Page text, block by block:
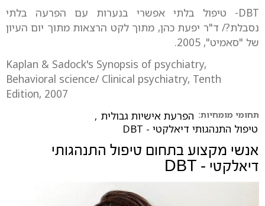
DBT- טיפול בלתי אפשרי בנערות עם הפרעה בלתי
נסבלת?/ ד"ר יפעת כהן, מתוך לקט הרצאות מתוך יום העיון
של "סאמיט", 2005.
Kaplan & Sadock's Synopsis of psychiatry,
Behavioral science/ Clinical psychiatry, Tenth
Edition, 2007
תחומי מומחיות: הפרעת אישיות גבולית ,
טיפול התנהגותי דיאלקטי - DBT
אנשי מקצוע בתחום טיפול התנהגותי
דיאלקטי - DBT